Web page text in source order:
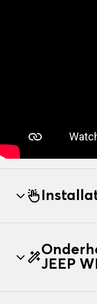
JEEP